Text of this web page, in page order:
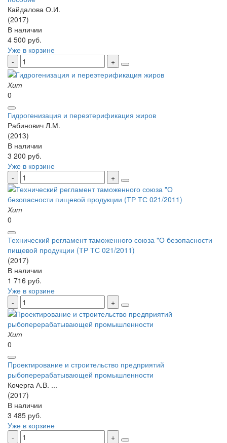
Кайдалова О.И.
(2017)
В наличии
4 500 руб.
Уже в корзине
Хит
0
Гидрогенизация и переэтерификация жиров
Рабинович Л.М.
(2013)
В наличии
3 200 руб.
Уже в корзине
Хит
0
Технический регламент таможенного союза "О безопасности
пищевой продукции (ТР ТС 021/2011)
(2017)
В наличии
1 716 руб.
Уже в корзине
Хит
0
Проектирование и строительство предприятий
рыбоперерабатывающей промышленности
Кочерга А.В. ...
(2017)
В наличии
3 485 руб.
Уже в корзине